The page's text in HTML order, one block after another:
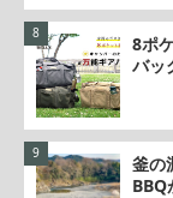
8ポ
バッ
釜の
BBQ